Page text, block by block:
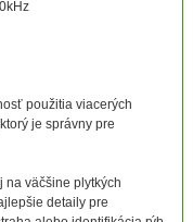
použitia viacerých
je správny pre
na väčšine plytkých
detaily pre